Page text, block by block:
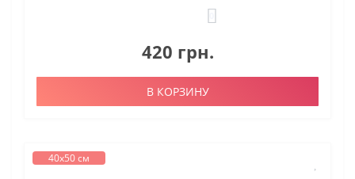
420 грн.
В КОРЗИНУ
40х50 см